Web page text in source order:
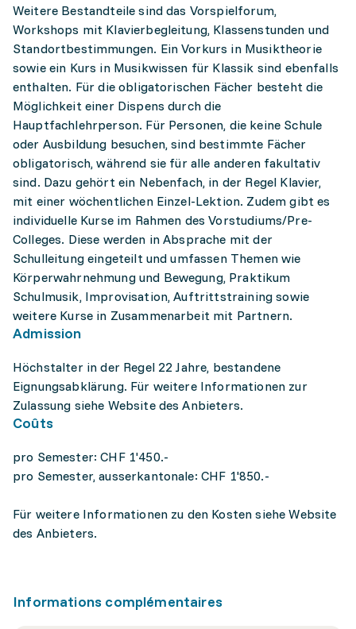
Weitere Bestandteile sind das Vorspielforum,
Workshops mit Klavierbegleitung, Klassenstunden und
Standortbestimmungen. Ein Vorkurs in Musiktheorie
sowie ein Kurs in Musikwissen für Klassik sind ebenfalls
enthalten. Für die obligatorischen Fächer besteht die
Möglichkeit einer Dispens durch die
Hauptfachlehrperson. Für Personen, die keine Schule
oder Ausbildung besuchen, sind bestimmte Fächer
obligatorisch, während sie für alle anderen fakultativ
sind. Dazu gehört ein Nebenfach, in der Regel Klavier,
mit einer wöchentlichen Einzel-Lektion. Zudem gibt es
individuelle Kurse im Rahmen des Vorstudiums/Pre-
Colleges. Diese werden in Absprache mit der
Schulleitung eingeteilt und umfassen Themen wie
Körperwahrnehmung und Bewegung, Praktikum
Schulmusik, Improvisation, Auftrittstraining sowie
weitere Kurse in Zusammenarbeit mit Partnern.
Admission
Höchstalter in der Regel 22 Jahre, bestandene
Eignungsabklärung. Für weitere Informationen zur
Zulassung siehe Website des Anbieters.
Coûts
pro Semester: CHF 1'450.-
pro Semester, ausserkantonale: CHF 1'850.-
Für weitere Informationen zu den Kosten siehe Website
des Anbieters.
Informations complémentaires